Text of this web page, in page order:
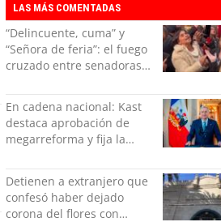
LAS MÁS COMENTADAS
“Delincuente, cuma” y
“Señora de feria”: el fuego
cruzado entre senadoras
Senado
En cadena nacional: Kast
destaca aprobación de
megarreforma y fija la
desafío del Gobierno
Detienen a extranjero que
confesó haber dejado
corona del flores con